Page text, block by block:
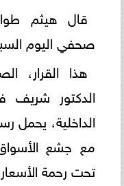
قال هيثم
صحفي اليوم
هذا القرار،
الدكتور شريف
الداخلية، يحمل
مع جشع
تحت رحمة